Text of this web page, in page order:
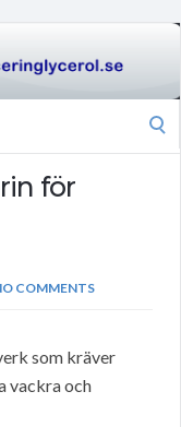
för
COMMENTS
som kräver
vackra och